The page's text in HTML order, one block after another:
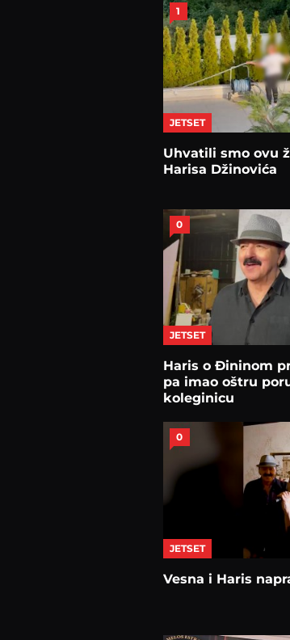
1
JETSET
Uhvatili smo ovu
Harisa Džinovića
0
JETSET
Haris o Đininom
pa imao oštru
koleginicu
0
JETSET
Vesna i Haris